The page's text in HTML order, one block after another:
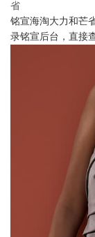
省
铭宣海淘大力和芒
录铭宣后台，直接